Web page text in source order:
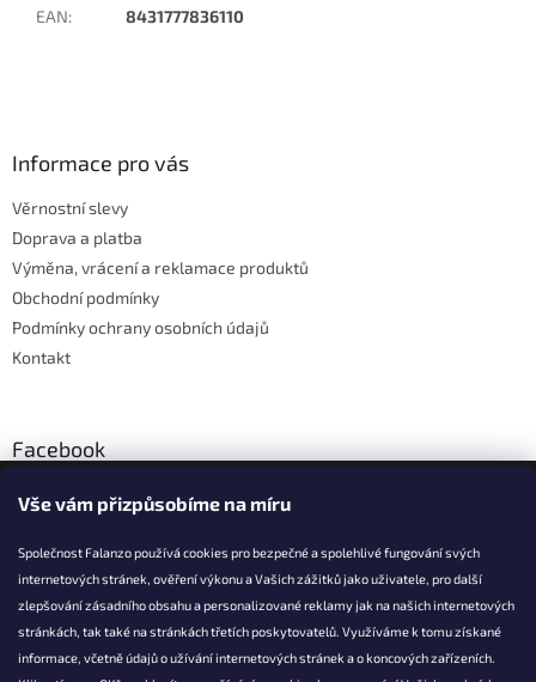
Vše vám přizpůsobíme na míru
Společnost Falanzo používá cookies pro bezpečné a spolehlivé fungování svých
internetových stránek, ověření výkonu a Vašich zážitků jako uživatele, pro další
zlepšování zásadního obsahu a personalizované reklamy jak na našich internetových
stránkách, tak také na stránkách třetích poskytovatelů. Využíváme k tomu získané
informace, včetně údajů o užívání internetových stránek a o koncových zařízeních.
EAN: 8431777836110
Informace pro vás
Věrnostní slevy
Doprava a platba
Výměna, vrácení a reklamace produktů
Obchodní podmínky
Podmínky ochrany osobních údajů
Kontakt
Facebook
KONTAKT
info@falanzo.cz
Falanzo.cz